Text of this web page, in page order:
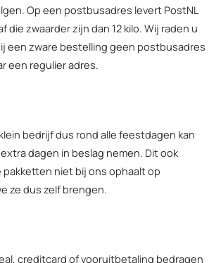
Op een postbusadres levert PostNL
die zwaarder zijn dan 12 kilo. Wij raden u
een zware bestelling geen postbusadres
een regulier adres.
bedrijf dus rond alle feestdagen kan
dagen in beslag nemen. Dit ook
pakketten niet bij ons ophaalt op
ze dus zelf brengen.
creditcard of vooruitbetaling bedragen